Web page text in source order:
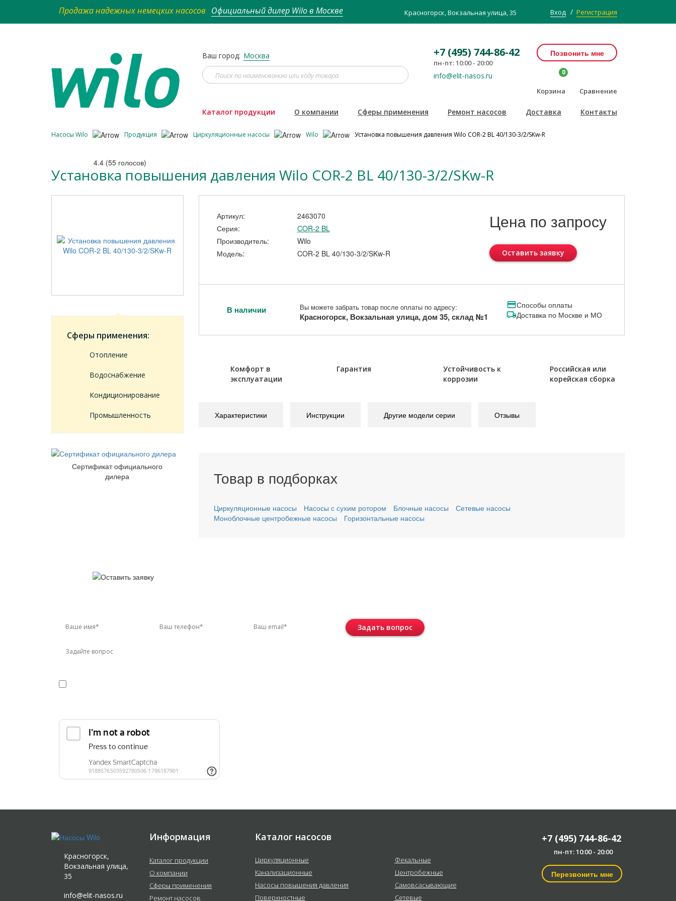
Продажа надежных немецких насосов Официальный дилер Wilo в Москве Красногорск, Вокзальная улица, 35 Вход / Регистрация
Ваш город: Москва +7 (495) 744-86-42
пн-пт: 10:00 - 20:00
info@elit-nasos.ru
Позвонить мне
Корзина
0
Сравнение
Каталог продукции О компании Сферы применения Ремонт насосов Доставка Контакты
Насосы Wilo Продукция Циркуляционные насосы Wilo Установка повышения давления Wilo COR-2 BL 40/130-3/2/SKw-R
4.4 (55 голосов)
Установка повышения давления Wilo COR-2 BL 40/130-3/2/SKw-R
Сферы применения:
Отопление
Водоснабжение
Кондиционирование
Промышленность
Сертификат официального
дилера
Артикул:
2463070
Серия:
COR-2 BL
Производитель:
Wilo
Модель:
COR-2 BL 40/130-3/2/SKw-R
Цена по запросу
Оставить заявку
В наличии Вы можете забрать товар после оплаты по адресу:
Красногорск, Вокзальная улица, дом 35, склад №1
Способы оплаты
Доставка по Москве и МО
Комфорт в
эксплуатации
Гарантия
Устойчивость к
коррозии
Российская или
корейская сборка
Характеристики Инструкции Другие модели серии Отзывы
Товар в подборках
Циркуляционные насосы Насосы с сухим ротором Блочные насосы
Сетевые насосы
Моноблочные центробежные насосы
Горизонтальные насосы
Задать вопрос
Красногорск,
Вокзальная улица,
35
info@elit-nasos.ru
Информация
Каталог продукции
О компании
Сферы применения
Ремонт насосов
Каталог насосов
Циркуляционные
Канализационные
Насосы повышения давления
Поверхностные
Фекальные
Центробежные
Самовсасывающие
Сетевые
+7 (495) 744-86-42
пн-пт: 10:00 - 20:00
Перезвонить мне